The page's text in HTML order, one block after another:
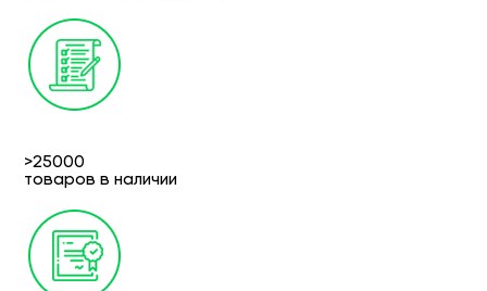
>25000
товаров в наличии